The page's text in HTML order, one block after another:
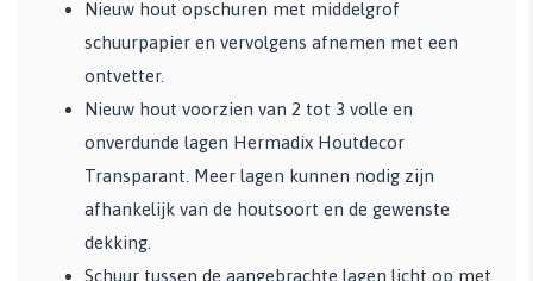
Nieuw hout opschuren met middelgrof
schuurpapier en vervolgens afnemen met een
ontvetter.
Nieuw hout voorzien van 2 tot 3 volle en
onverdunde lagen Hermadix Houtdecor
Transparant. Meer lagen kunnen nodig zijn
afhankelijk van de houtsoort en de gewenste
dekking.
Schuur tussen de aangebrachte lagen licht op met